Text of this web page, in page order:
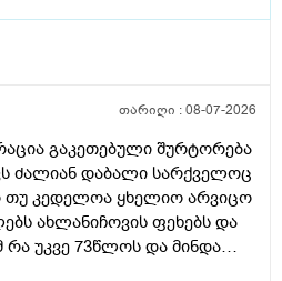
თარიღი :08-07-2026
გაკეთებული შურტორება
ძალიან დაბალი სარქველოც
კედელოა ყხელიო არვიცო
ახლანიჩოვის ფეხებს და
რა უკვე 73წლოს და მინდა